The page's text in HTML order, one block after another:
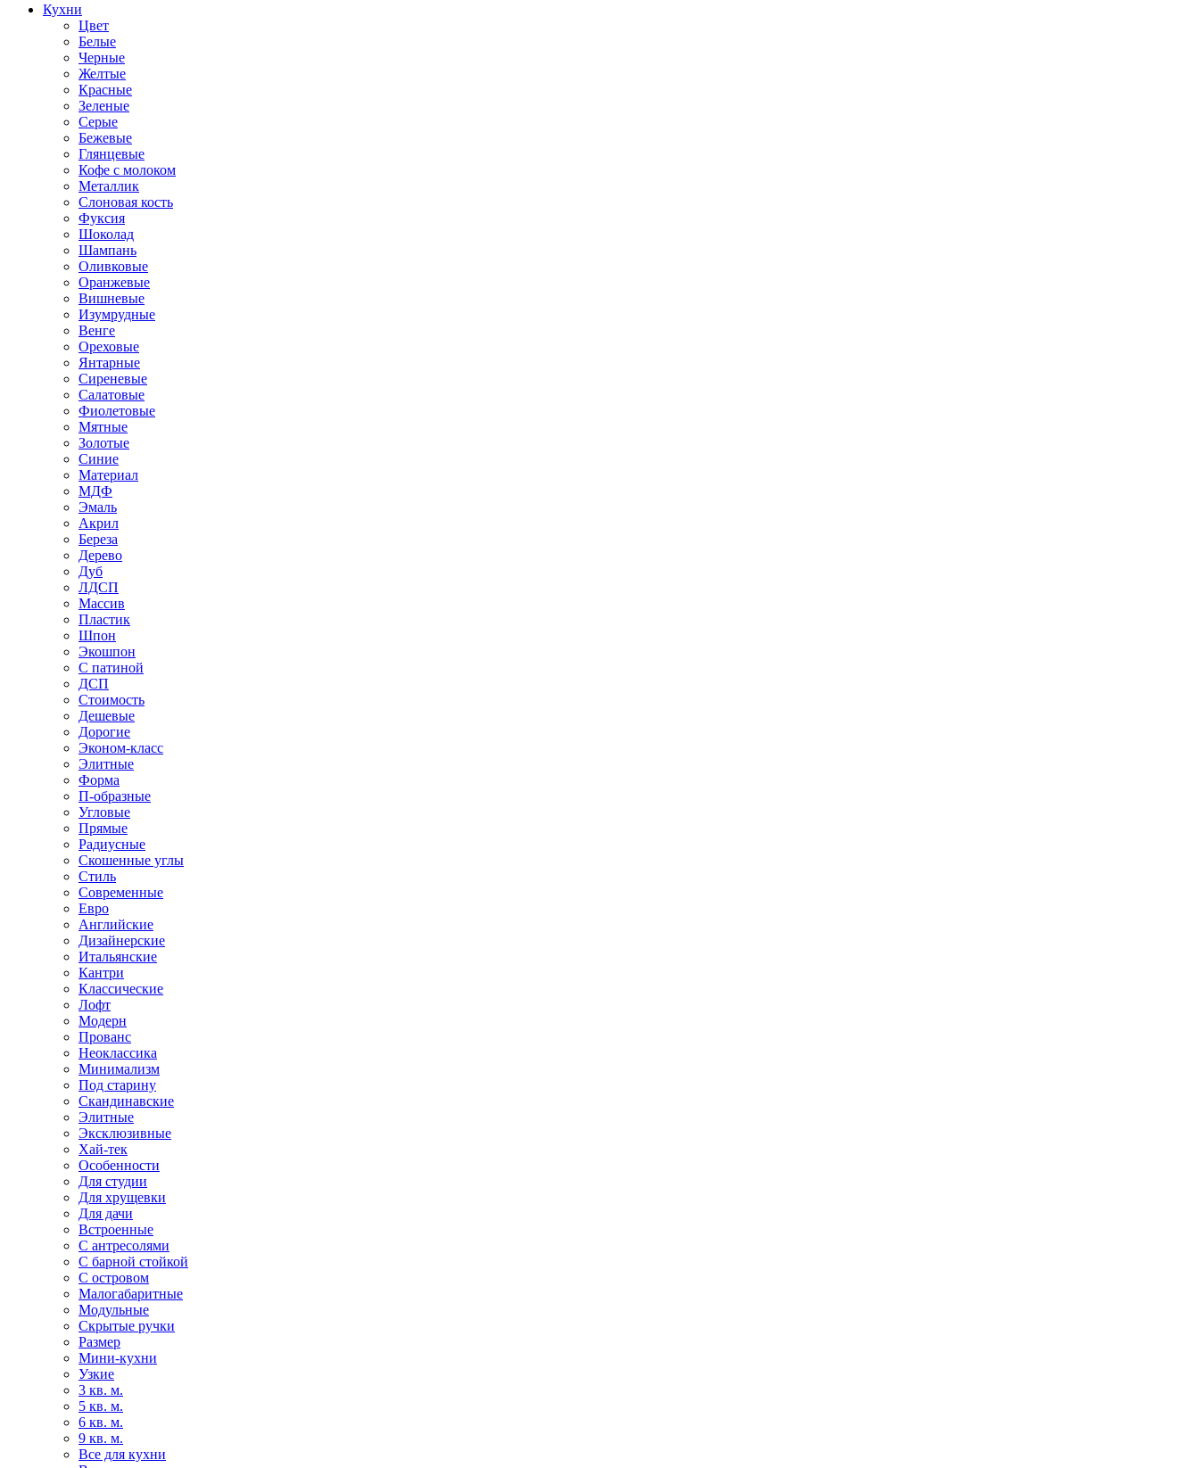
Кухни
Цвет
Белые
Черные
Желтые
Красные
Зеленые
Серые
Бежевые
Глянцевые
Кофе с молоком
Металлик
Слоновая кость
Фуксия
Шоколад
Шампань
Оливковые
Оранжевые
Вишневые
Изумрудные
Венге
Ореховые
Янтарные
Сиреневые
Салатовые
Фиолетовые
Мятные
Золотые
Синие
Материал
МДФ
Эмаль
Акрил
Береза
Дерево
Дуб
ЛДСП
Массив
Пластик
Шпон
Экошпон
С патиной
ДСП
Стоимость
Дешевые
Дорогие
Эконом-класс
Элитные
Форма
П-образные
Угловые
Прямые
Радиусные
Скошенные углы
Стиль
Современные
Евро
Английские
Дизайнерские
Итальянские
Кантри
Классические
Лофт
Модерн
Прованс
Неоклассика
Минимализм
Под старину
Скандинавские
Элитные
Эксклюзивные
Хай-тек
Особенности
Для студии
Для хрущевки
Для дачи
Встроенные
С антресолями
С барной стойкой
С островом
Малогабаритные
Модульные
Скрытые ручки
Размер
Мини-кухни
Узкие
3 кв. м.
5 кв. м.
6 кв. м.
9 кв. м.
Все для кухни